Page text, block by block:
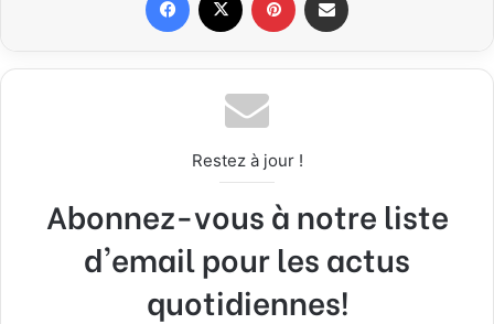
Restez à jour !
Abonnez-vous à notre liste
d'email pour les actus
quotidiennes!